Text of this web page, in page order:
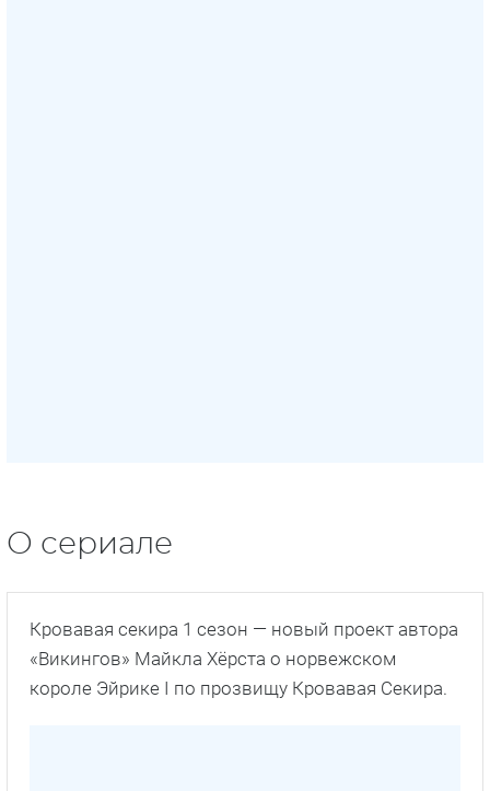
О сериале
Кровавая секира 1 сезон — новый проект автора
«Викингов» Майкла Хёрста о норвежском
короле Эйрике I по прозвищу Кровавая Секира.